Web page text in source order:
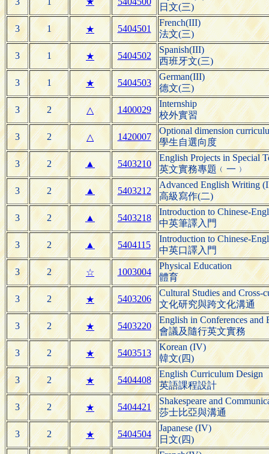
日文(三)
3 1 ★ 5404501
French(III)
法文(三)
3 1 ★ 5404502
Spanish(III)
西班牙文(三)
3 1 ★ 5404503
German(III)
德文(三)
3 2 △ 1400029
Internship
校外實習
3 2 △ 1420007
Optional dimension
學生自選向度
3 2 ▲ 5403210
English Projects in Special
英文實務專題﹙一﹚
3 2 ▲ 5403212
Advanced English Writing
高級寫作(二)
3 2 ▲ 5403218
Introduction to Chinese-
中英筆譯入門
3 2 ▲ 5404115
Introduction to Chinese-
中英口譯入門
3 2 ☆ 1003004
Physical Education
體育
3 2 ★ 5403206
Cultural Studies and Cross-
文化研究與跨文化溝通
3 2 ★ 5403220
English in Conferences and
會議及隨行英文實務
3 2 ★ 5403513
Korean (IV)
韓文(四)
3 2 ★ 5404408
English Curriculum Design
英語課程設計
3 2 ★ 5404421
Shakespeare and
莎士比亞與溝通
3 2 ★ 5404504
Japanese (IV)
日文(四)